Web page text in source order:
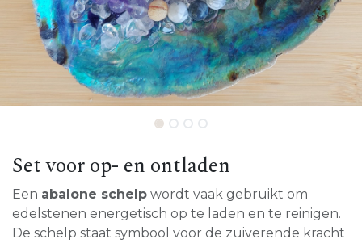
Set voor op- en ontladen
Een abalone schelp wordt vaak gebruikt om
edelstenen energetisch op te laden en te reinigen.
De schelp staat symbool voor de zuiverende kracht